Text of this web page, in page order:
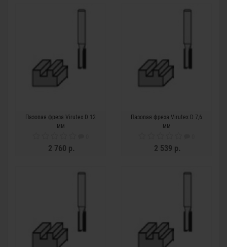
Пазовая фреза Virutex D 12
мм
2 760 р.
Пазовая фреза Virutex D 7,6
мм
2 539 р.